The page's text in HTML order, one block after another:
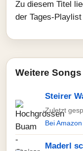
Zu diesem Titel
der Tages-
Weitere
Steirer
Zuletzt
Bei
Maderl